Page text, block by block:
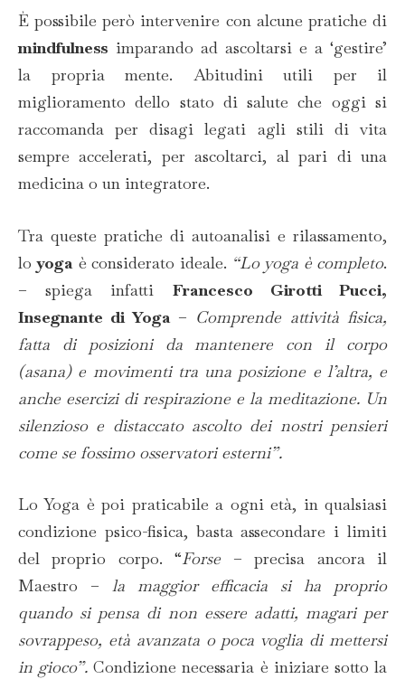
È possibile però intervenire con alcune pratiche di
mindfulness imparando ad ascoltarsi e a ‘gestire’
la propria mente. Abitudini utili per il
miglioramento dello stato di salute che oggi si
raccomanda per disagi legati agli stili di vita
sempre accelerati, per ascoltarci, al pari di una
medicina o un integratore.
Tra queste pratiche di autoanalisi e rilassamento,
loyoga è considerato ideale. “Lo yoga è completo.
– spiega infatti Francesco Girotti Pucci,
Insegnante di Yoga – Comprende attività fisica,
fatta di posizioni da mantenere con il corpo
(asana) e movimenti tra una posizione e l’altra, e
anche esercizi di respirazione e la meditazione. Un
silenzioso e distaccato ascolto dei nostri pensieri
come se fossimo osservatori esterni”.
Lo Yoga è poi praticabile a ogni età, in qualsiasi
condizione psico-fisica, basta assecondare i limiti
del proprio corpo. “Forse – precisa ancora il
Maestro – la maggior efficacia si ha proprio
quando si pensa di non essere adatti, magari per
sovrappeso, età avanzata o poca voglia di mettersi
in gioco”.Condizione necessaria è iniziare sotto la